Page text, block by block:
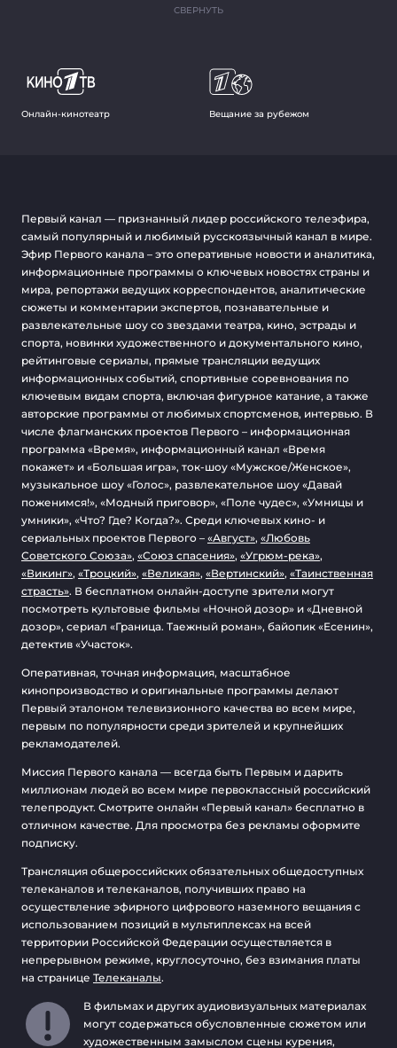
СВЕРНУТЬ
Онлайн-кинотеатр Вещание за рубежом
Первый канал — признанный лидер российского телеэфира,
самый популярный и любимый русскоязычный канал в мире.
Эфир Первого канала – это оперативные новости и аналитика,
информационные программы о ключевых новостях страны и
мира, репортажи ведущих корреспондентов, аналитические
сюжеты и комментарии экспертов, познавательные и
развлекательные шоу со звездами театра, кино, эстрады и
спорта, новинки художественного и документального кино,
рейтинговые сериалы, прямые трансляции ведущих
информационных событий, спортивные соревнования по
ключевым видам спорта, включая фигурное катание, а также
авторские программы от любимых спортсменов, интервью. В
числе флагманских проектов Первого – информационная
программа «Время», информационный канал «Время
покажет» и «Большая игра», ток-шоу «Мужское/Женское»,
музыкальное шоу «Голос», развлекательное шоу «Давай
поженимся!», «Модный приговор», «Поле чудес», «Умницы и
умники», «Что? Где? Когда?». Среди ключевых кино- и
сериальных проектов Первого – «Август», «Любовь
Советского Союза», «Союз спасения», «Угрюм-река»,
«Викинг», «Троцкий», «Великая», «Вертинский», «Таинственная
страсть». В бесплатном онлайн-доступе зрители могут
посмотреть культовые фильмы «Ночной дозор» и «Дневной
дозор», сериал «Граница. Таежный роман», байопик «Есенин»,
детектив «Участок».
Оперативная, точная информация, масштабное
кинопроизводство и оригинальные программы делают
Первый эталоном телевизионного качества во всем мире,
первым по популярности среди зрителей и крупнейших
рекламодателей.
Миссия Первого канала — всегда быть Первым и дарить
миллионам людей во всем мире первоклассный российский
телепродукт. Смотрите онлайн «Первый канал» бесплатно в
отличном качестве. Для просмотра без рекламы оформите
подписку.
Трансляция общероссийских обязательных общедоступных
телеканалов и телеканалов, получивших право на
осуществление эфирного цифрового наземного вещания с
использованием позиций в мультиплексах на всей
территории Российской Федерации осуществляется в
непрерывном режиме, круглосуточно, без взимания платы
на странице Телеканалы.
В фильмах и других аудиовизуальных материалах
могут содержаться обусловленные сюжетом или
художественным замыслом сцены курения,